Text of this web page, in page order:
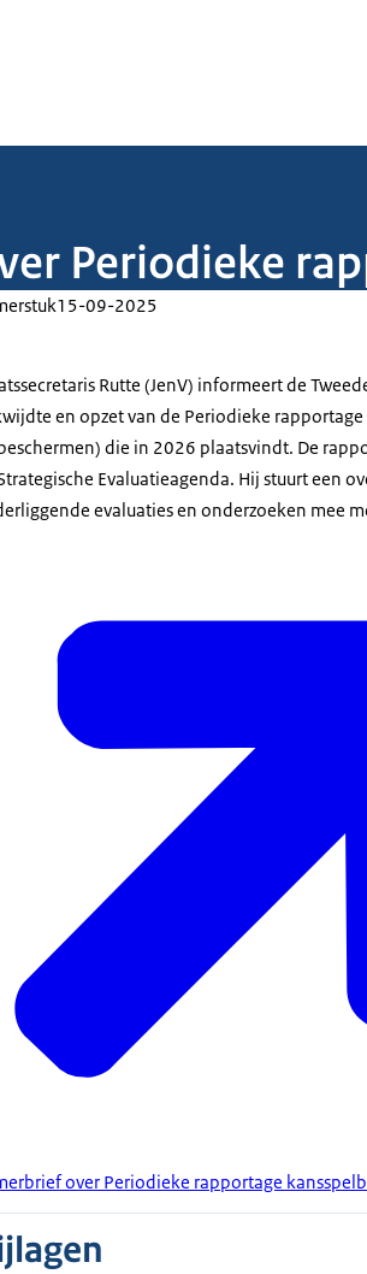
Periodieke
15-09-2025
Rutte (JenV) informeert de
en opzet van de Periodieke
die in 2026 plaatsvindt. De
Evaluatieagenda. Hij stuurt een
evaluaties en onderzoeken mee
over Periodieke rapportage